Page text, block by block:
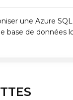
une Azure
base de données